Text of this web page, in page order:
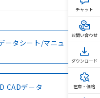
ータシート/マニュ
CADデータ
チャット
お問い合わせ
ダウンロード
在庫・価格